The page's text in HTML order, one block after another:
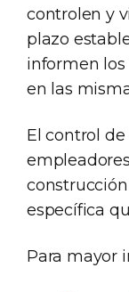
controlen y
plazo
informen
en las
El control
específica
Para mayor